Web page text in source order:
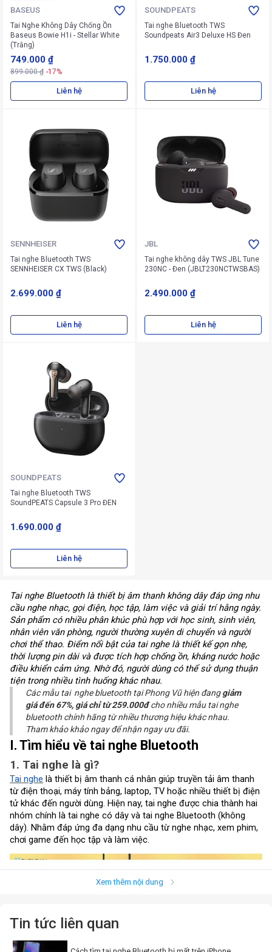
BASEUS
Tai Nghe Không Dây Chống Ồn
Baseus Bowie H1i - Stellar White
(Trắng)
749.000 ₫
899.000 ₫ -17%
Liên hệ
SOUNDPEATS
Tai nghe Bluetooth TWS
Soundpeats Air3 Deluxe HS Đen
1.750.000 ₫
Liên hệ
SENNHEISER
Tai nghe Bluetooth TWS
SENNHEISER CX TWS (Black)
2.699.000 ₫
Liên hệ
JBL
Tai nghe không dây TWS JBL Tune
230NC - Đen (JBLT230NCTWSBAS)
2.490.000 ₫
Liên hệ
SOUNDPEATS
Tai nghe Bluetooth TWS
SoundPEATS Capsule 3 Pro ĐEN
1.690.000 ₫
Liên hệ
Tai nghe Bluetooth là thiết bị âm thanh không dây đáp ứng nhu
cầu nghe nhạc, gọi điện, học tập, làm việc và giải trí hằng ngày.
Sản phẩm có nhiều phân khúc phù hợp với học sinh, sinh viên,
nhân viên văn phòng, người thường xuyên di chuyển và người
chơi thể thao. Điểm nổi bật của tai nghe là thiết kế gọn nhẹ,
thời lượng pin dài và được tích hợp chống ồn, kháng nước hoặc
điều khiển cảm ứng. Nhờ đó, người dùng có thể sử dụng thuận
tiện trong nhiều tình huống khác nhau.
Các mẫu tai nghe bluetooth tại Phong Vũ hiện đanggiảm
giá đến 67%, giá chỉ từ 259.000đcho nhiều mẫu tai nghe
bluetooth chính hãng từ nhiều thương hiệu khác nhau.
Tham khảo khảo ngay để nhận ngay ưu đãi.
I. Tìm hiểu về tai nghe Bluetooth
1. Tai nghe là gì?
Tai nghe là thiết bị âm thanh cá nhân giúp truyền tải âm thanh
từ điện thoại, máy tính bảng, laptop, TV hoặc nhiều thiết bị điện
tử khác đến người dùng. Hiện nay, tai nghe được chia thành hai
nhóm chính là tai nghe có dây và tai nghe Bluetooth (không
dây). Nhằm đáp ứng đa dạng nhu cầu từ nghe nhạc, xem phim,
chơi game đến học tập và làm việc.
Xem thêm nội dung
Tin tức liên quan